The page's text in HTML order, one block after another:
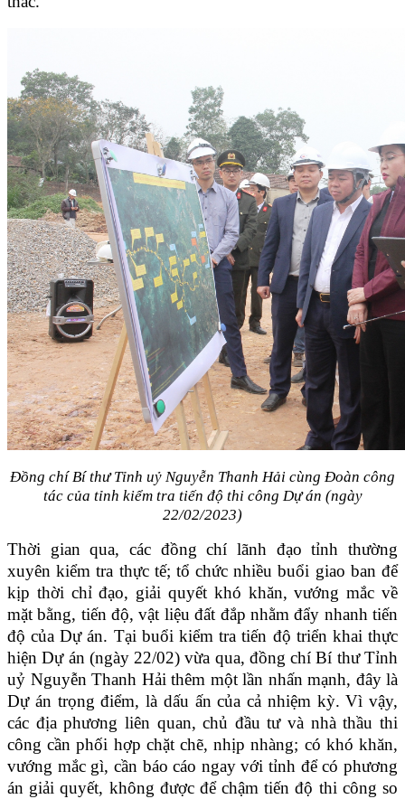
Đồng chí Bí thư Tỉnh uỷ Nguyễn Thanh Hải cùng Đoàn công
tác của tỉnh kiểm tra tiến độ thi công Dự án (ngày
22/02/2023)
Thời gian qua, các đồng chí lãnh đạo tỉnh thường
xuyên kiểm tra thực tế; tổ chức nhiều buổi giao ban để
kịp thời chỉ đạo, giải quyết khó khăn, vướng mắc về
mặt bằng, tiến độ, vật liệu đất đắp nhằm đẩy nhanh tiến
độ của Dự án. Tại buổi kiểm tra tiến độ triển khai thực
hiện Dự án (ngày 22/02) vừa qua, đồng chí Bí thư Tỉnh
uỷ Nguyễn Thanh Hải thêm một lần nhấn mạnh, đây là
Dự án trọng điểm, là dấu ấn của cả nhiệm kỳ. Vì vậy,
các địa phương liên quan, chủ đầu tư và nhà thầu thi
công cần phối hợp chặt chẽ, nhịp nhàng; có khó khăn,
vướng mắc gì, cần báo cáo ngay với tỉnh để có phương
án giải quyết, không được để chậm tiến độ thi công so